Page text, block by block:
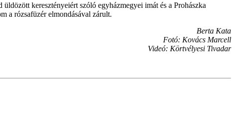
keresztényeiért szóló egyházmegyei imát és a Prohászka
a rózsafüzér elmondásával zárult.
Berta Kata
Fotó: Kovács Marcell
Videó: Körtvélyesi Tivadar